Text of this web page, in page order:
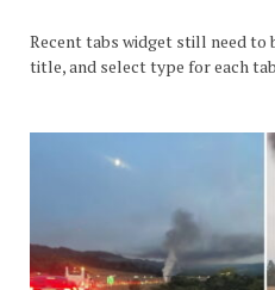
Recent tabs widget still need to
title, and select type for each